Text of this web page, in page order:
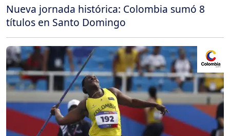
Nueva jornada histórica: Colombia sumó 8
títulos en Santo Domingo